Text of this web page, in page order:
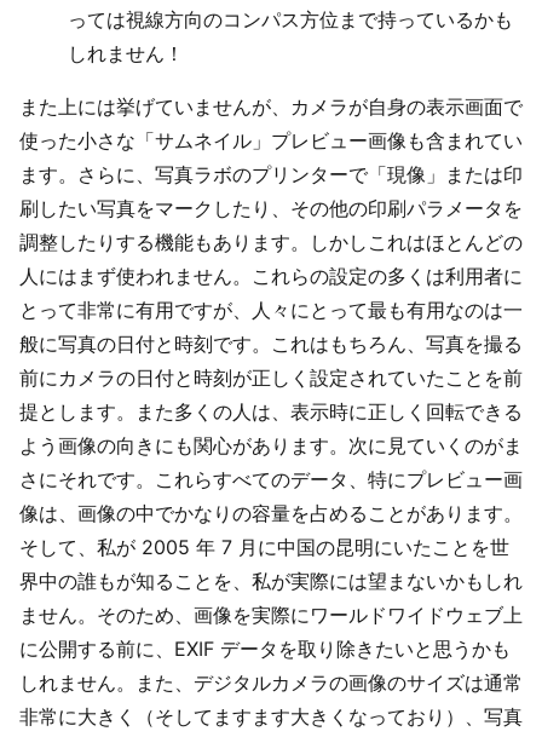
っては視線方向のコンパス方位まで持っているかも
しれません！
また上には挙げていませんが、カメラが自身の表示画面で
使った小さな「サムネイル」プレビュー画像も含まれてい
ます。さらに、写真ラボのプリンターで「現像」または印
刷したい写真をマークしたり、その他の印刷パラメータを
調整したりする機能もあります。しかしこれはほとんどの
人にはまず使われません。これらの設定の多くは利用者に
とって非常に有用ですが、人々にとって最も有用なのは一
般に写真の日付と時刻です。これはもちろん、写真を撮る
前にカメラの日付と時刻が正しく設定されていたことを前
提とします。また多くの人は、表示時に正しく回転できる
よう画像の向きにも関心があります。次に見ていくのがま
さにそれです。これらすべてのデータ、特にプレビュー画
像は、画像の中でかなりの容量を占めることがあります。
そして、私が 2005 年 7 月に中国の昆明にいたことを世
界中の誰もが知ることを、私が実際には望まないかもしれ
ません。そのため、画像を実際にワールドワイドウェブ上
に公開する前に、EXIF データを取り除きたいと思うかも
しれません。また、デジタルカメラの画像のサイズは通常
非常に大きく（そしてますます大きくなっており）、写真